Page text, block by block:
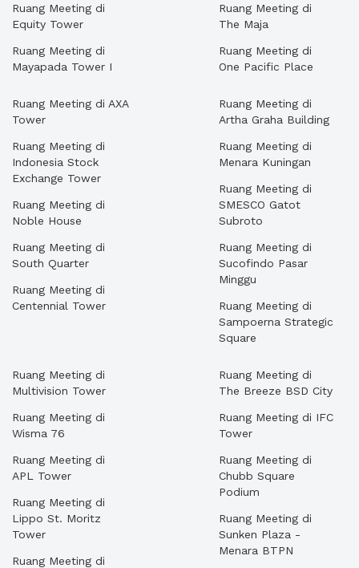
Ruang Meeting di
Equity Tower
Ruang Meeting di
Mayapada Tower I
Ruang Meeting di
The Maja
Ruang Meeting di
One Pacific Place
Ruang Meeting di AXA
Tower
Ruang Meeting di
Indonesia Stock
Exchange Tower
Ruang Meeting di
Noble House
Ruang Meeting di
South Quarter
Ruang Meeting di
Centennial Tower
Ruang Meeting di
Artha Graha Building
Ruang Meeting di
Menara Kuningan
Ruang Meeting di
SMESCO Gatot
Subroto
Ruang Meeting di
Sucofindo Pasar
Minggu
Ruang Meeting di
Sampoerna Strategic
Square
Ruang Meeting di
Multivision Tower
Ruang Meeting di
Wisma 76
Ruang Meeting di
APL Tower
Ruang Meeting di
Lippo St. Moritz
Tower
Ruang Meeting di
Ruang Meeting di
The Breeze BSD City
Ruang Meeting di IFC
Tower
Ruang Meeting di
Chubb Square
Podium
Ruang Meeting di
Sunken Plaza -
Menara BTPN